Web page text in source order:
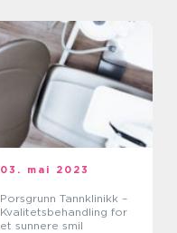
03. mai 2023
Porsgrunn Tannklinikk –
Kvalitetsbehandling for
et sunnere smil